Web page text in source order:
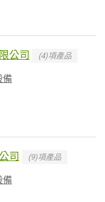
公司 (4)項產品
備
司 (9)項產品
備